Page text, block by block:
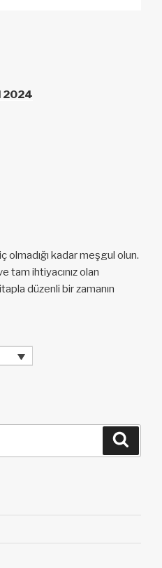
2024
olmadığı kadar meşgul olun.
tam ihtiyacınız olan
düzenli bir zamanın